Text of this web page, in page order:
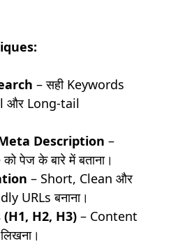
– सही Keywords
और Long-tail
Description –
पेज के बारे में बताना।
– Short, Clean और
URLs बनाना।
H2, H3) – Content